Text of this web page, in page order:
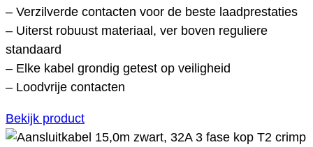
– Verzilverde contacten voor de beste laadprestaties
– Uiterst robuust materiaal, ver boven reguliere
standaard
– Elke kabel grondig getest op veiligheid
– Loodvrije contacten
Bekijk product